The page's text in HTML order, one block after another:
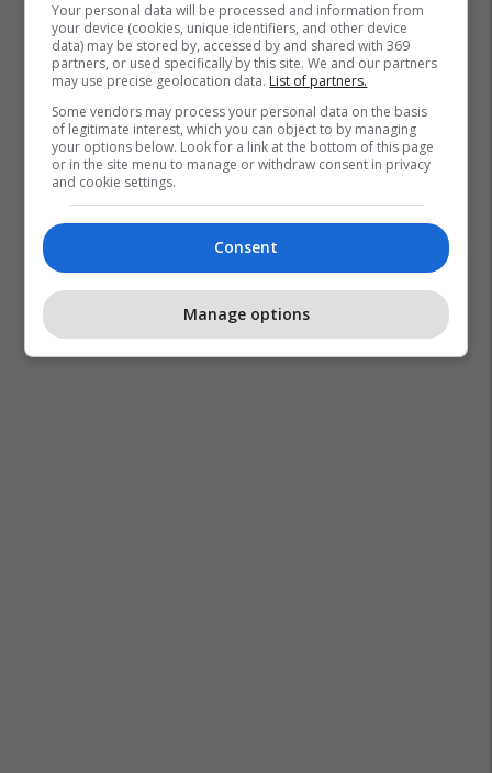
Your personal data will be processed and information from
your device (cookies, unique identifiers, and other device
data) may be stored by, accessed by and shared with 369
partners, or used specifically by this site. We and our partners
may use precise geolocation data. List of partners.
Some vendors may process your personal data on the basis
of legitimate interest, which you can object to by managing
your options below. Look for a link at the bottom of this page
or in the site menu to manage or withdraw consent in privacy
and cookie settings.
Consent
Manage options